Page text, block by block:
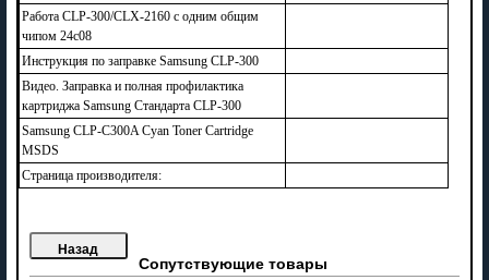
Работа CLP-300/CLX-2160 c одним общим
чипом 24c08
Инструкция по заправке Samsung CLP-300
Видео. Заправка и полная профилактика
картриджа Samsung Стандарта CLP-300
Samsung CLP-C300A Cyan Toner Cartridge
MSDS
Страница производителя:
Сопутствующие товары